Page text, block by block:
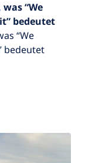
“We
bedeutet
“We
bedeutet